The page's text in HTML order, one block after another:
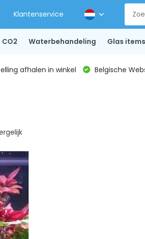
Klantenservice
CO2 Waterbehandeling Glas items
afhalen in winkel Belgische